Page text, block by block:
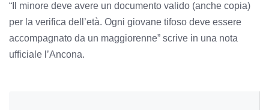
“Il minore deve avere un documento valido (anche copia)
per la verifica dell’età. Ogni giovane tifoso deve essere
accompagnato da un maggiorenne” scrive in una nota
ufficiale l’Ancona.